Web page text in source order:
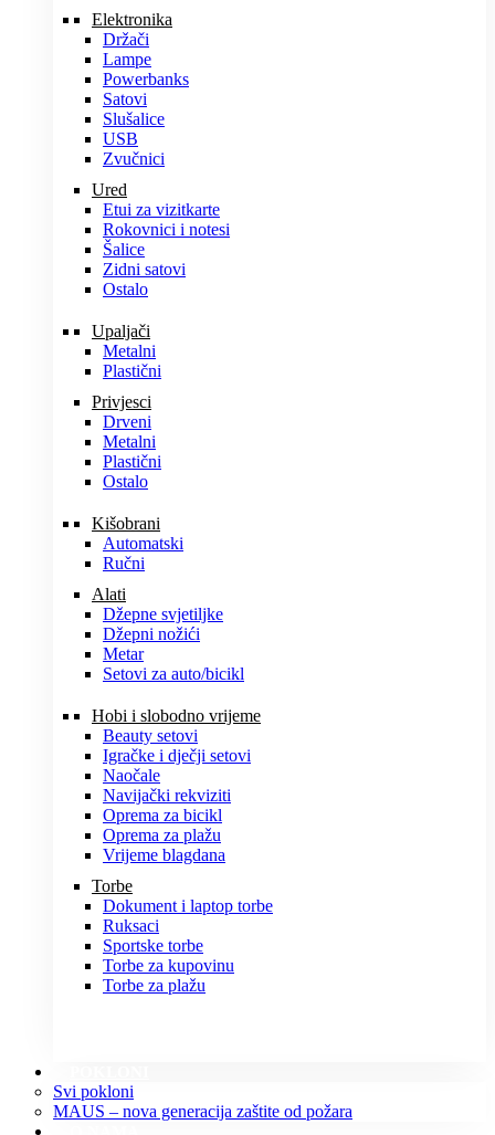
Elektronika
Držači
Lampe
Powerbanks
Satovi
Slušalice
USB
Zvučnici
Ured
Etui za vizitkarte
Rokovnici i notesi
Šalice
Zidni satovi
Ostalo
Upaljači
Metalni
Plastični
Privjesci
Drveni
Metalni
Plastični
Ostalo
Kišobrani
Automatski
Ručni
Alati
Džepne svjetiljke
Džepni nožići
Metar
Setovi za auto/bicikl
Hobi i slobodno vrijeme
Beauty setovi
Igračke i dječji setovi
Naočale
Navijački rekviziti
Oprema za bicikl
Oprema za plažu
Vrijeme blagdana
Torbe
Dokument i laptop torbe
Ruksaci
Sportske torbe
Torbe za kupovinu
Torbe za plažu
Svi pokloni
MAUS – nova generacija zaštite od požara